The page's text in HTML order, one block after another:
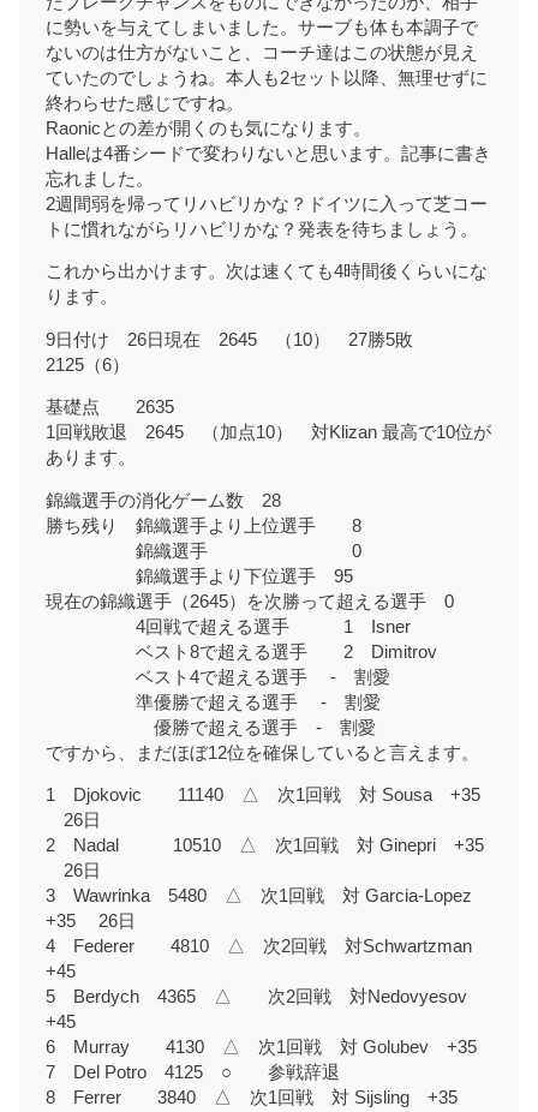
に勢いを与えてしまいました。サーブも体も本調子で
ないのは仕方がないこと、コーチ達はこの状態が見え
ていたのでしょうね。本人も2セット以降、無理せずに
終わらせた感じですね。
Raonicとの差が開くのも気になります。
Halleは4番シードで変わりないと思います。記事に書き
忘れました。
2週間弱を帰ってリハビリかな？ドイツに入って芝コー
トに慣れながらリハビリかな？発表を待ちましょう。
これから出かけます。次は速くても4時間後くらいにな
ります。
9日付け 26日現在 2645 （10） 27勝5敗
2125（6）
基礎点 2635
1回戦敗退 2645 （加点10） 対Klizan 最高で10位が
あります。
錦織選手の消化ゲーム数 28
勝ち残り 錦織選手より上位選手 8
錦織選手 0
錦織選手より下位選手 95
現在の錦織選手（2645）を次勝って超える選手 0
4回戦で超える選手 1 Isner
ベスト8で超える選手 2 Dimitrov
ベスト4で超える選手 - 割愛
準優勝で超える選手 - 割愛
優勝で超える選手 - 割愛
ですから、まだほぼ12位を確保していると言えます。
1 Djokovic 11140 △ 次1回戦 対 Sousa +35
26日
2 Nadal 10510 △ 次1回戦 対 Ginepri +35
26日
3 Wawrinka 5480 △ 次1回戦 対 Garcia-Lopez
+35 26日
4 Federer 4810 △ 次2回戦 対Schwartzman
+45
5 Berdych 4365 △ 次2回戦 対Nedovyesov
+45
6 Murray 4130 △ 次1回戦 対 Golubev +35
7 Del Potro 4125 ○ 参戦辞退
8 Ferrer 3840 △ 次1回戦 対 Sijsling +35